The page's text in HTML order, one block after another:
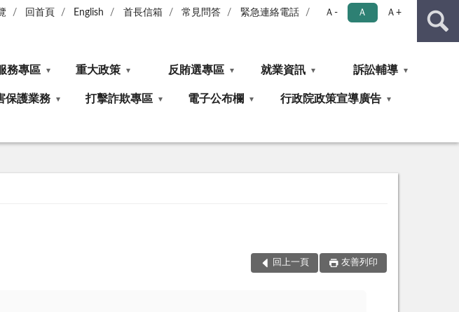
回首頁 English 首長信箱 常見問答 緊急連絡電話 Ａ- Ａ Ａ+
務專區 重大政策 反賄選專區 就業資訊 訴訟輔導
保護業務 打擊詐欺專區 電子公布欄 行政院政策宣導廣告
回上一頁 友善列印